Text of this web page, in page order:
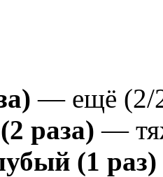
— ещё (2/
раза) —
(1 раз)